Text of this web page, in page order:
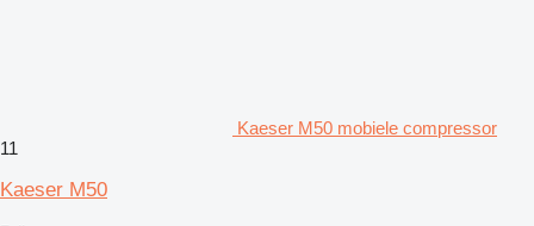
Kaeser M50 mobiele compressor
11
Kaeser M50